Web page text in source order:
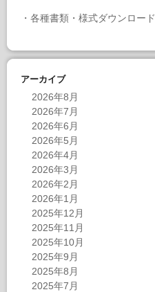
・ 各種書類・様式ダウンロード
アーカイブ
2026年8月
2026年7月
2026年6月
2026年5月
2026年4月
2026年3月
2026年2月
2026年1月
2025年12月
2025年11月
2025年10月
2025年9月
2025年8月
2025年7月